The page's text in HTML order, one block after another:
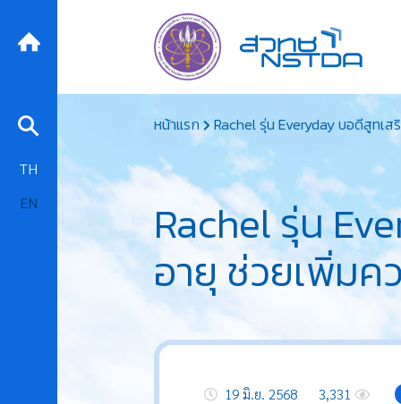
to
content
หน้าแรก Rachel รุ่น Everyday บอดีสูทเส
Rachel รุ่น
อายุ ช่วยเพิ่มค
19 มิ.ย. 2568 3,331
TH
EN